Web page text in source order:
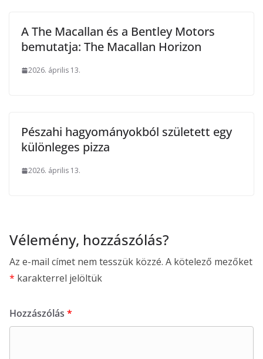
A The Macallan és a Bentley Motors
bemutatja: The Macallan Horizon
2026. április 13.
Pészahi hagyományokból született egy
különleges pizza
2026. április 13.
Vélemény, hozzászólás?
Az e-mail címet nem tesszük közzé. A kötelező mezőket
* karakterrel jelöltük
Hozzászólás *